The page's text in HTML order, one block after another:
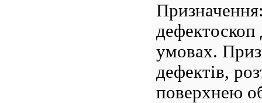
умовах.
дефектів,
поверхнею